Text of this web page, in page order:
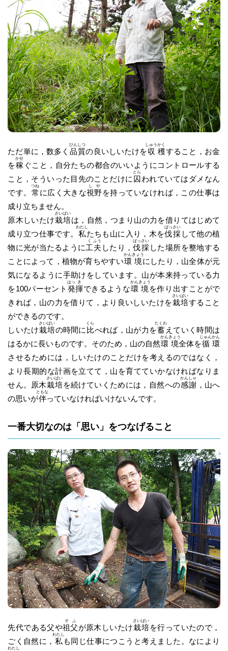
ただ単に，数多く 品
ひん
質
しつ
の良いしいたけを収
しゅう
穫
かく
すること，お金
を稼
かせ
ぐこと，自分たちの都合のいいようにコントロールする
こと，そういった目先のことだけに 囚
とら
われていてはダメなん
です。 常
つね
に広く大きな視
し
野
や
を持っていなければ，この仕事は
成り立ちません。
原木しいたけ栽
さい
培
ばい
は，自然，つまり山の力を借りてはじめて
成り立つ仕事です。 私
わたし
たちも山に入り，木を伐
ばっ
採
さい
して他の植
物に光が当たるように工
く
夫
ふう
したり，伐
ばっ
採
さい
した場所を整地する
ことによって，植物が育ちやすい環
かん
境
きょう
にしたり，山全体が元
気になるように手助けをしています。山が本来持っている力
を100パーセント 発
はっ
揮
き
できるような環
かん
境
きょう
を作り出すことがで
きれば，山の力を借りて，より良いしいたけを栽
さい
培
ばい
すること
ができるのです。
しいたけ栽
さい
培
ばい
の時間に 比
くら
べれば，山が力を蓄
たくわ
えていく時間は
はるかに長いものです。そのため，山の自然環
かん
境
きょう
全体を循
じゅん
環
かん
させるためには，しいたけのことだけを考えるのではなく，
より長期的な計画を立てて，山を育てていかなければなりま
せん。原木栽
さい
培
ばい
を続けていくためには，自然への感
かん
謝
しゃ
，山へ
の思いが伴
ともな
っていなければいけないんです。
一番大切なのは「思い」をつなげること
先代である父や祖
そ
父
ふ
が原木しいたけ栽
さい
培
ばい
を行っていたので，
ごく自然に， 私
わたし
も同じ仕事につこうと考えました。なにより
わたし